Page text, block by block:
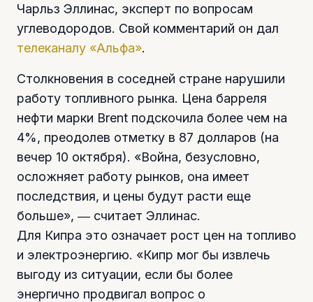
Чарльз Эллинас, эксперт по вопросам
углеводородов. Свой комментарий он дал
телеканалу «Альфа».
Столкновения в соседней стране нарушили
работу топливного рынка. Цена барреля
нефти марки Brent подскочила более чем на
4%, преодолев отметку в 87 долларов (на
вечер 10 октября). «Война, безусловно,
осложняет работу рынков, она имеет
последствия, и цены будут расти еще
больше», ― считает Эллинас.
Для Кипра это означает рост цен на топливо
и электроэнергию. «Кипр мог бы извлечь
выгоду из ситуации, если бы более
энергично продвигал вопрос о